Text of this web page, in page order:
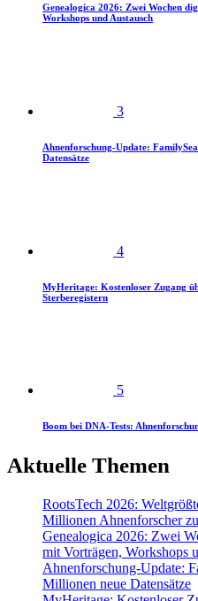
Genealogica 2026: Zwei Wochen
Workshops und Austausch
3
Ahnenforschung-Update:
Datensätze
4
MyHeritage: Kostenloser Zugang
Sterberegistern
5
Boom bei DNA-Tests:
Aktuelle Themen
RootsTech 2026:
Millionen Ahnenforscher
Genealogica 2026: Zwei
mit Vorträgen, Workshops
Ahnenforschung-Update:
Millionen neue Datensätze